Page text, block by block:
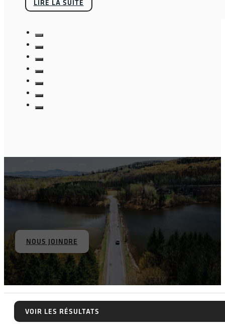
LIRE LA SUITE
NOUS JOINDRE
VOIR LES RÉSULTATS
VOIR LES RÉSULTATS